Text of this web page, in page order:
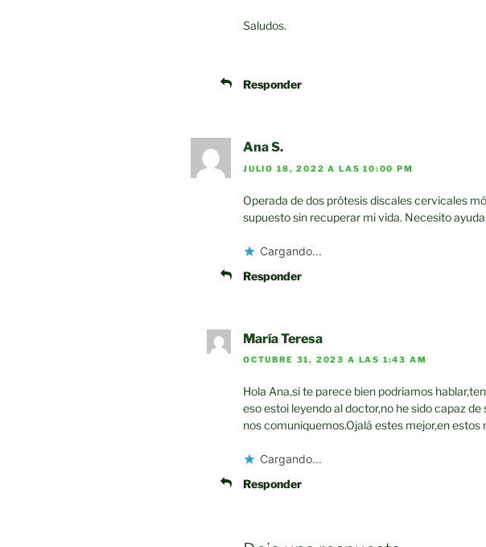
Saludos.
Responder
Ana S.
JULIO 18, 2022 A LAS 10:00 PM
Operada de dos prótesis discales cervicales
supuesto sin recuperar mi vida. Necesito
Cargando...
Responder
María Teresa
OCTUBRE 31, 2023 A LAS 1:43 AM
Hola Ana,si te parece bien podríamos
eso estoi leyendo al doctor,no he sido capaz
nos comuniquemos.Ojalá estes mejor,en
Cargando...
Responder